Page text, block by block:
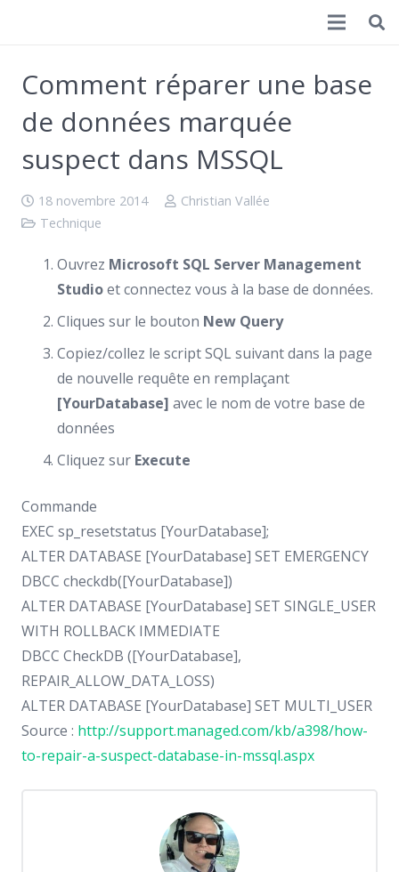
Comment réparer une base
de données marquée
suspect dans MSSQL
18 novembre 2014
Christian Vallée
Technique
Ouvrez Microsoft SQL Server Management
Studioet connectez vous à la base de données.
Cliques sur le bouton New Query
Copiez/collez le script SQL suivant dans la page
de nouvelle requête en remplaçant
[YourDatabase] avec le nom de votre base de
données
Cliquez sur Execute
Commande
EXEC sp_resetstatus [YourDatabase];
ALTER DATABASE [YourDatabase] SET EMERGENCY
DBCC checkdb([YourDatabase])
ALTER DATABASE [YourDatabase] SET SINGLE_USER
WITH ROLLBACK IMMEDIATE
DBCC CheckDB ([YourDatabase],
REPAIR_ALLOW_DATA_LOSS)
ALTER DATABASE [YourDatabase] SET MULTI_USER
Source : http://support.managed.com/kb/a398/how-
to-repair-a-suspect-database-in-mssql.aspx